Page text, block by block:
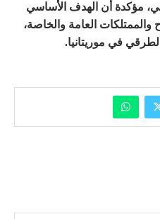
مؤكدة أن الهدف الأساسي
والممتلكات العامة والخاصة،
في موريتانيا.